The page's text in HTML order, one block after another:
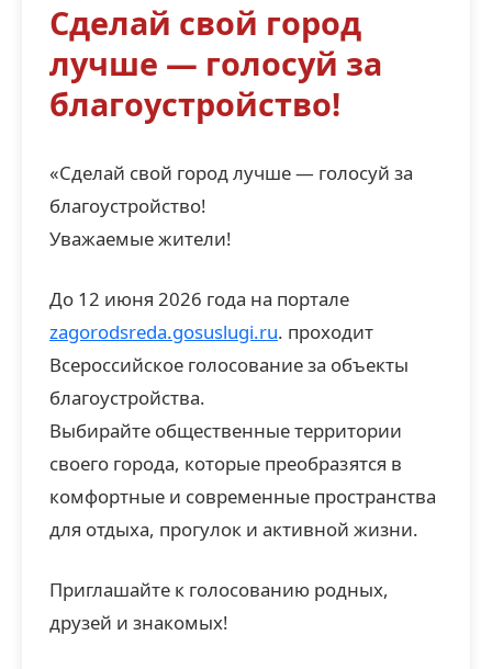
Сделай свой город
лучше — голосуй за
благоустройство!
«Сделай свой город лучше — голосуй за
благоустройство!
Уважаемые жители!
До 12 июня 2026 года на портале
zagorodsreda.gosuslugi.ru. проходит
Всероссийское голосование за объекты
благоустройства.
Выбирайте общественные территории
своего города, которые преобразятся в
комфортные и современные пространства
для отдыха, прогулок и активной жизни.
Приглашайте к голосованию родных,
друзей и знакомых!